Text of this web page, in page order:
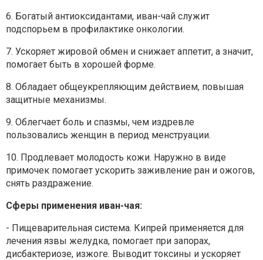
6. Богатый антиоксидантами, иван-чай служит
подспорьем в профилактике онкологии.
7. Ускоряет жировой обмен и снижает аппетит, а значит,
помогает быть в хорошей форме.
8. Обладает общеукрепляющим действием, повышая
защитные механизмы.
9. Облегчает боль и спазмы, чем издревле
пользовались женщин в период менструации.
10. Продлевает молодость кожи. Наружно в виде
примочек помогает ускорить заживление ран и ожогов,
снять раздражение.
Сферы применения иван-чая:
- Пищеварительная система. Кипрей применяется для
лечения язвы желудка, помогает при запорах,
дисбактериозе, изжоге. Выводит токсины и ускоряет